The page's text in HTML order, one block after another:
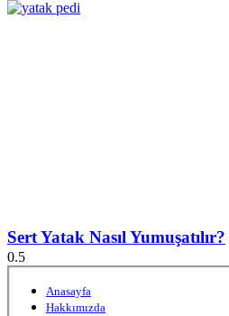
Sert Yatak Nasıl Yumuşatılır?
Anasayfa
Hakkımızda